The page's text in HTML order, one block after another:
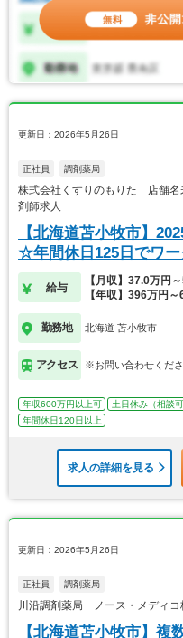
更新日：2026年5月26日
正社員 調剤薬局
株式会社くすりのもりた 店舗
剤師求人
【北海道苫小牧市】
☆年間休日125日でワ
給与
【月収】37.0万円
【年収】396万円
勤務地 北海道 苫小牧市
アクセス ※お問い合わせくだ
年収600万円以上可 土日休み（相談可
年間休日120日以上
求人の詳細を見る
更新日：2026年5月26日
正社員 調剤薬局
川沿調剤薬局 ノース・メディコ
【北海道苫小牧市】複